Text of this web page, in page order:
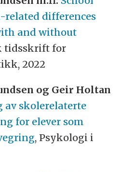
related differences
and without
tidsskrift for
2022
og Geir Holtan
av skolerelaterte
for elever som
, Psykologi i